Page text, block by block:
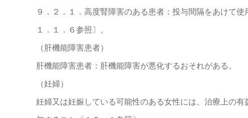
９．２．１．高度腎障害のある患者：投与間隔をあけて
１．１．６参照〕。
（肝機能障害患者）
肝機能障害患者：肝機能障害が悪化するおそれがある。
（妊婦）
妊婦又は妊娠している可能性のある女性には、治療上の